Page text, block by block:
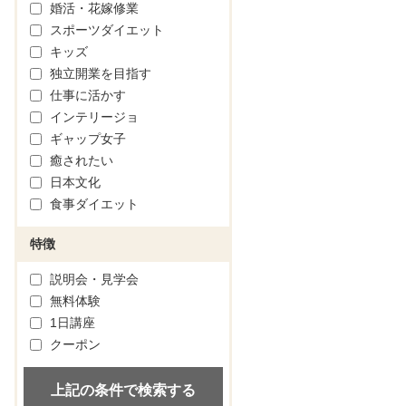
婚活・花嫁修業
スポーツダイエット
キッズ
独立開業を目指す
仕事に活かす
インテリージョ
ギャップ女子
癒されたい
日本文化
食事ダイエット
特徴
説明会・見学会
無料体験
1日講座
クーポン